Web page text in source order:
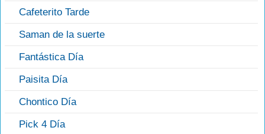
Cafeterito Tarde
Saman de la suerte
Fantástica Día
Paisita Día
Chontico Día
Pick 4 Día